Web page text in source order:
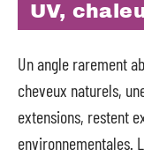
UV,
Un angle rarement
cheveux naturels,
extensions, restent
environnementales.